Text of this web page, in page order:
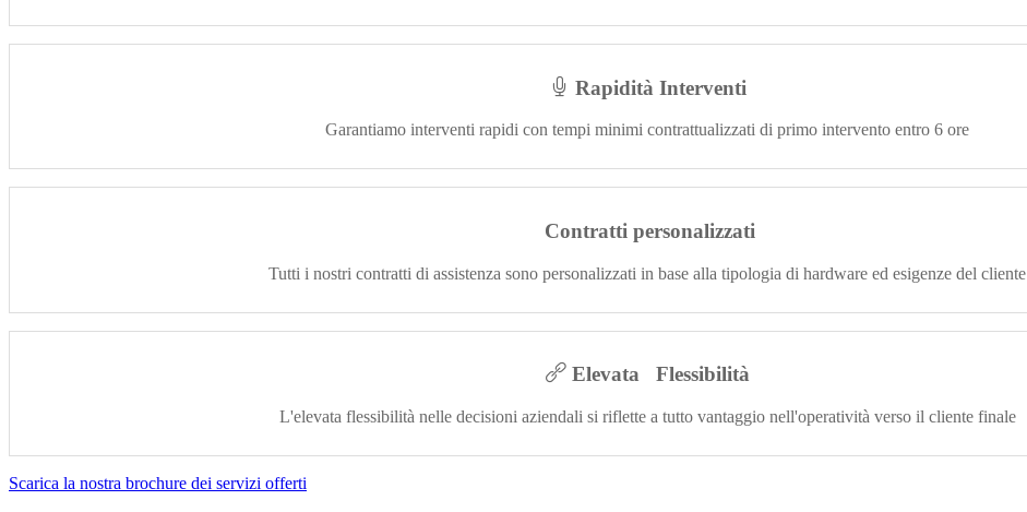
Rapidità Interventi
Garantiamo interventi rapidi con tempi minimi contrattualizzati di primo intervento entro 6 ore
Contratti personalizzati
Tutti i nostri contratti di assistenza sono personalizzati in base alla tipologia di hardware ed esigenze del cliente
Elevata Flessibilità
L'elevata flessibilità nelle decisioni aziendali si riflette a tutto vantaggio nell'operatività verso il cliente finale
Scarica la nostra brochure dei servizi offerti